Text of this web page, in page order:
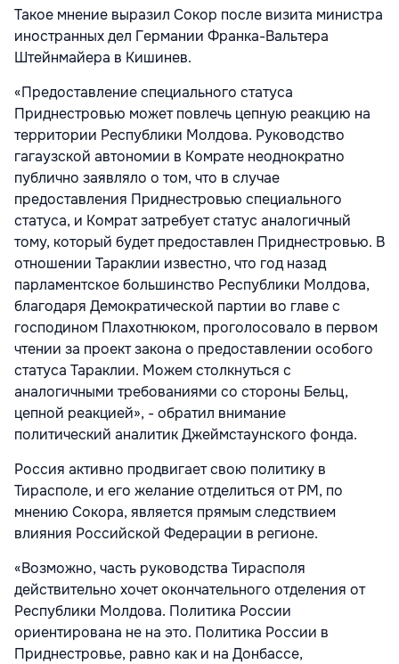
Такое мнение выразил Сокор после визита министра
иностранных дел Германии Франка-Вальтера
Штейнмайера в Кишинев.
«Предоставление специального статуса
Приднестровью может повлечь цепную реакцию на
территории Республики Молдова. Руководство
гагаузской автономии в Комрате неоднократно
публично заявляло о том, что в случае
предоставления Приднестровью специального
статуса, и Комрат затребует статус аналогичный
тому, который будет предоставлен Приднестровью. В
отношении Тараклии известно, что год назад
парламентское большинство Республики Молдова,
благодаря Демократической партии во главе с
господином Плахотнюком, проголосовало в первом
чтении за проект закона о предоставлении особого
статуса Тараклии. Можем столкнуться с
аналогичными требованиями со стороны Бельц,
цепной реакцией», - обратил внимание
политический аналитик Джеймстаунского фонда.
Россия активно продвигает свою политику в
Тирасполе, и его желание отделиться от РМ, по
мнению Сокора, является прямым следствием
влияния Российской Федерации в регионе.
«Возможно, часть руководства Тирасполя
действительно хочет окончательного отделения от
Республики Молдова. Политика России
ориентирована не на это. Политика России в
Приднестровье, равно как и на Донбассе,